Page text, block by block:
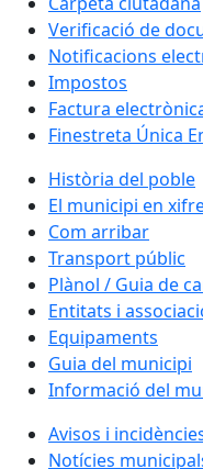
Verificació de
Notificacions
Impostos
Factura
Finestreta Única
Història del poble
El municipi en
Com arribar
Transport públic
Plànol / Guia de
Entitats i
Equipaments
Guia del municipi
Informació del
Avisos i
Notícies